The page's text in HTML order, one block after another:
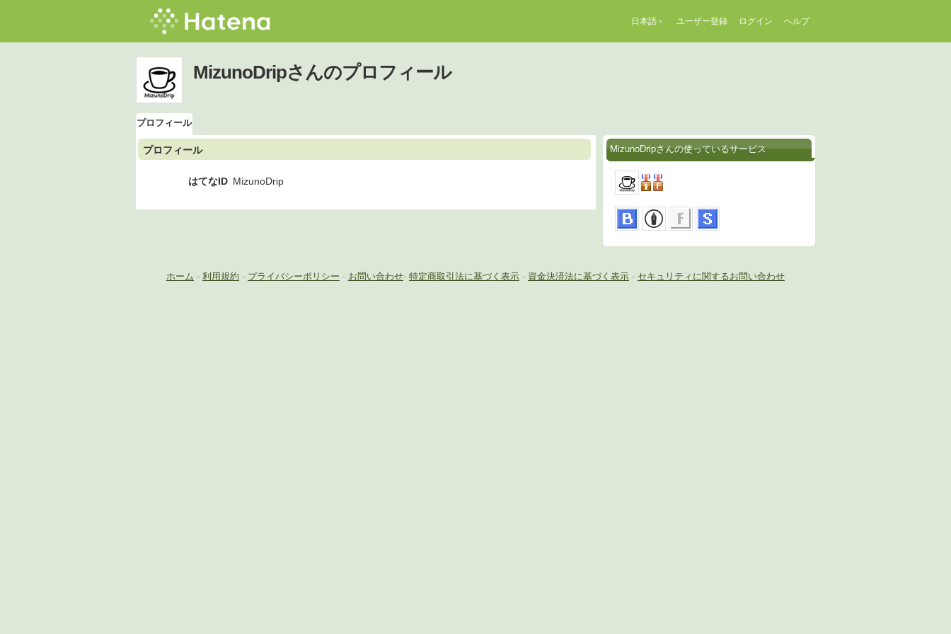
日本語 ユーザー登録 ログイン ヘルプ
MizunoDripさんのプロフィール
プロフィール
プロフィール
はてなID MizunoDrip
MizunoDripさんの使っているサービス
ホーム - 利用規約 - プライバシーポリシー - お問い合わせ- 特定商取引法に基づく表示 - 資金決済法に基づく表示 - セキュリティに関するお問い合わせ